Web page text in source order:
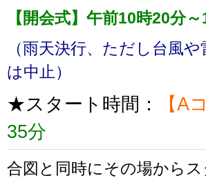
【開会式】午前10時20分
（雨天決行、ただし台風
は中止）
★スタート時間：
【
35分
合図と同時にその場からス